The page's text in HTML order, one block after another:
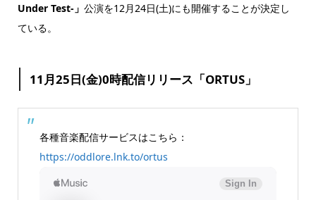
Under Test-」 公演を12月24日(土)にも開催することが決定し
ている。
11月25日(金)0時配信リリース「ORTUS」
各種音楽配信サービスはこちら：
https://oddlore.lnk.to/ortus